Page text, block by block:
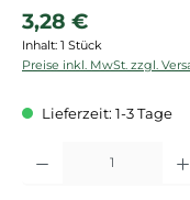
Regulärer Preis:
3,28 €
Inhalt: 1 Stück
Preise inkl. MwSt. zzgl.
Lieferzeit: 1-3 Tage
Produkt Anzahl: Gib den